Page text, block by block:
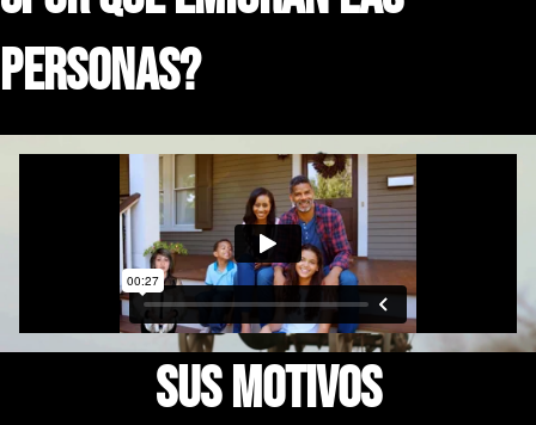
personas?
sus motivos